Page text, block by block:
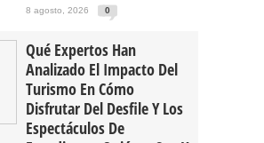
8 agosto, 2026 0
Qué Expertos Han
Analizado El Impacto Del
Turismo En Cómo
Disfrutar Del Desfile Y Los
Espectáculos De